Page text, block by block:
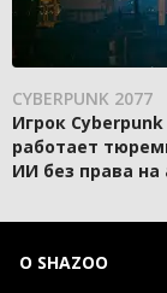
CYBERPUNK 2077
Игрок
работает
ИИ без права
О SHAZOO